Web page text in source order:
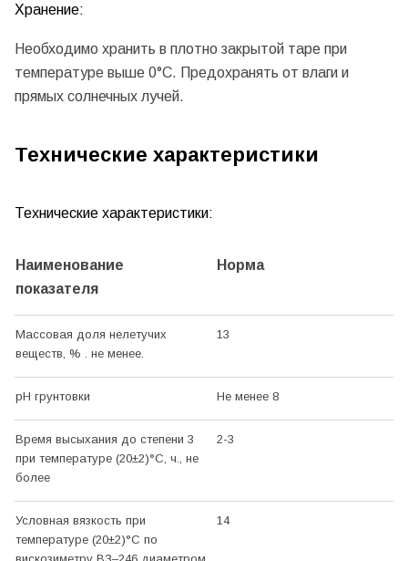
Хранение:
Необходимо хранить в плотно закрытой таре при
температуре выше 0°С. Предохранять от влаги и
прямых солнечных лучей.
Технические характеристики
Технические характеристики:
Наименование
показателя
Норма
Массовая доля нелетучих
веществ, % . не менее.
13
pH грунтовки Не менее 8
Время высыхания до степени 3
при температуре (20±2)°С, ч., не
более
2-3
Условная вязкость при
температуре (20±2)°С по
14